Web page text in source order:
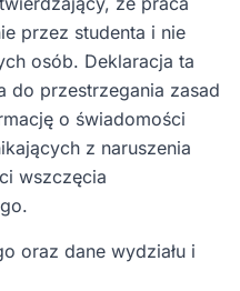
przez studenta i nie
osób. Deklaracja ta
do przestrzegania zasad
o świadomości
z naruszenia
wszczęcia
oraz dane wydziału i